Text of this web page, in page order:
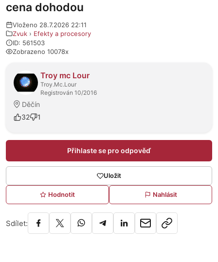
cena dohodou
Vloženo 28.7.2026 22:11
Zvuk › Efekty a procesory
ID: 561503
Zobrazeno 10078x
Troy mc Lour
Troy.Mc.Lour
Registrován 10/2016
Děčín
32
1
Přihlaste se pro odpověď
Uložit
Hodnotit Nahlásit
Sdílet: